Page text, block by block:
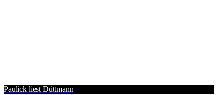
Paulick liest Düttmann